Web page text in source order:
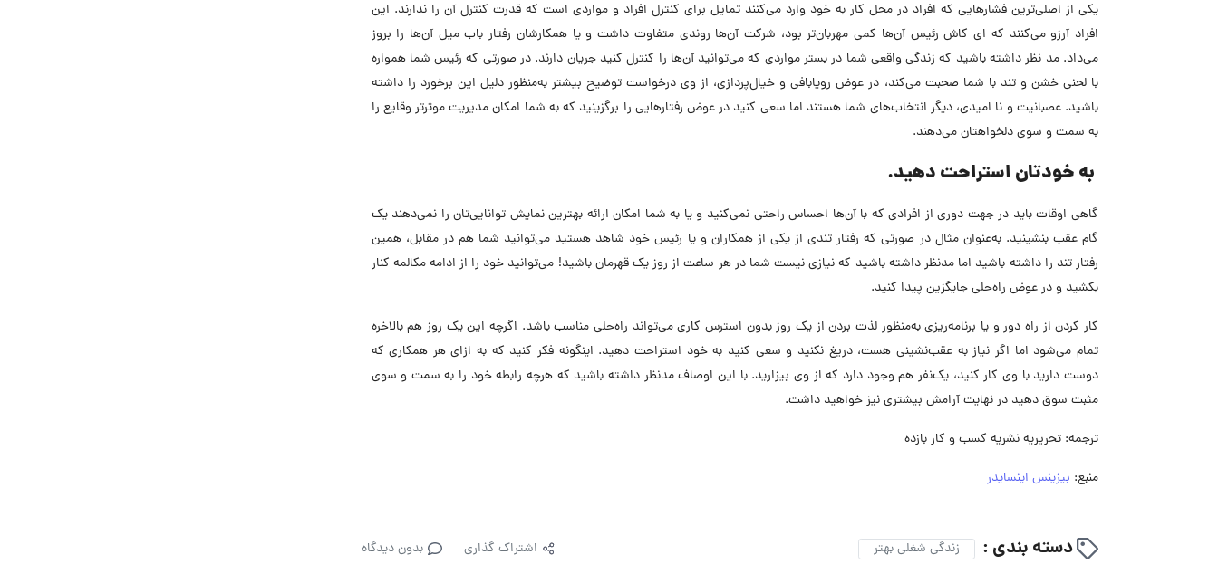
یکی از اصلی‌ترین فشارهایی که افراد در محل کار به خود وارد می‌کنند تمایل برای کنترل افراد و مواردی است که قدرت کنترل آن را ندارند. این
افراد آرزو می‌کنند که ای کاش رئیس آن‌ها کمی مهربان‌تر بود، شرکت آن‌ها روندی متفاوت داشت و یا همکارشان رفتار باب میل آن‌ها را بروز
می‌داد. مد نظر داشته باشید که زندگی واقعی شما در بستر مواردی که می‌توانید آن‌ها را کنترل کنید جریان دارند. در صورتی که رئیس شما همواره
با لحنی خشن و تند با شما صحبت می‌کند، در عوض رویابافی و خیال‌پردازی، از وی درخواست توضیح بیشتر به‌منظور دلیل این برخورد را داشته
باشید. عصبانیت و نا امیدی، دیگر انتخاب‌های شما هستند اما سعی کنید در عوض رفتارهایی را برگزینید که به شما امکان مدیریت موثرتر وقایع را
به سمت و سوی دلخواهتان می‌دهند.
به خودتان استراحت دهید.
گاهی اوقات باید در جهت دوری از افرادی که با آن‌ها احساس راحتی نمی‌کنید و یا به شما امکان ارائه بهترین نمایش توانایی‌تان را نمی‌دهند یک
گام عقب بنشینید. به‌عنوان مثال در صورتی که رفتار تندی از یکی از همکاران و یا رئیس خود شاهد هستید می‌توانید شما هم در مقابل، همین
رفتار تند را داشته باشید اما مدنظر داشته باشید که نیازی نیست شما در هر ساعت از روز یک قهرمان باشید! می‌توانید خود را از ادامه مکالمه کنار
بکشید و در عوض راه‌حلی جایگزین پیدا کنید.
کار کردن از راه دور و یا برنامه‌ریزی به‌منظور لذت بردن از یک روز بدون استرس کاری می‌تواند راه‌حلی مناسب باشد. اگرچه این یک روز هم بالاخره
تمام می‌شود اما اگر نیاز به عقب‌نشینی هست، دریغ نکنید و سعی کنید به خود استراحت دهید. اینگونه فکر کنید که به ازای هر همکاری که
دوست دارید با وی کار کنید، یک‌نفر هم وجود دارد که از وی بیزارید. با این اوصاف مدنظر داشته باشید که هرچه رابطه خود را به سمت و سوی
مثبت سوق دهید در نهایت آرامش بیشتری نیز خواهید داشت.
ترجمه: تحریریه نشریه کسب و کار بازده
منبع: بیزینس اینسایدر
دسته بندی : زندگی شغلی بهتر اشتراک گذاری بدون دیدگاه